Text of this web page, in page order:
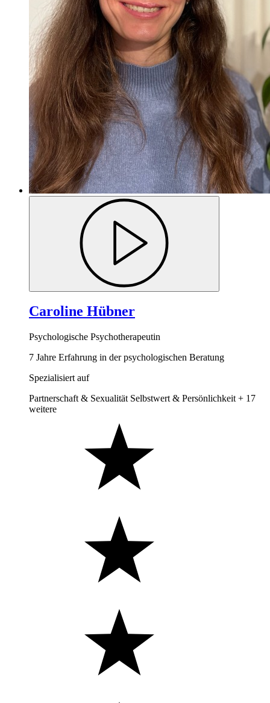
Caroline Hübner
Psychologische Psychotherapeutin
7 Jahre Erfahrung in der psychologischen Beratung
Spezialisiert auf
Partnerschaft & Sexualität Selbstwert & Persönlichkeit + 17
weitere